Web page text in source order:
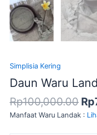
Simplisia Kering
Daun Waru
Rp100,000.00 Rp
Manfaat Waru Landak :